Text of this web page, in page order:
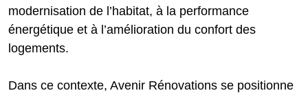
modernisation de l’habitat, à la performance
énergétique et à l’amélioration du confort des
logements.
Dans ce contexte, Avenir Rénovations se positionne